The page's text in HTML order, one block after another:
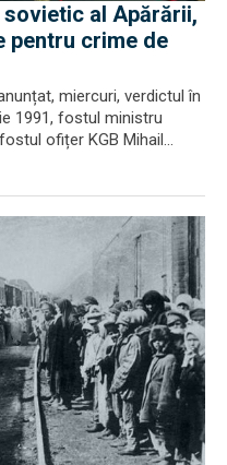
al Apărării,
pentru crime de
miercuri, verdictul în
1991, fostul ministru
ofițer KGB Mihail...